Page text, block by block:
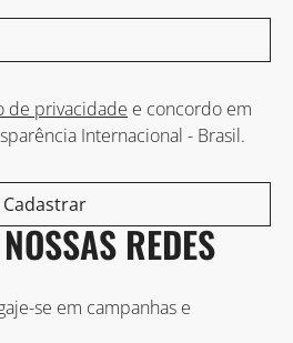
de privacidade e concordo em
Internacional - Brasil.
Cadastrar
REDES
se em campanhas e